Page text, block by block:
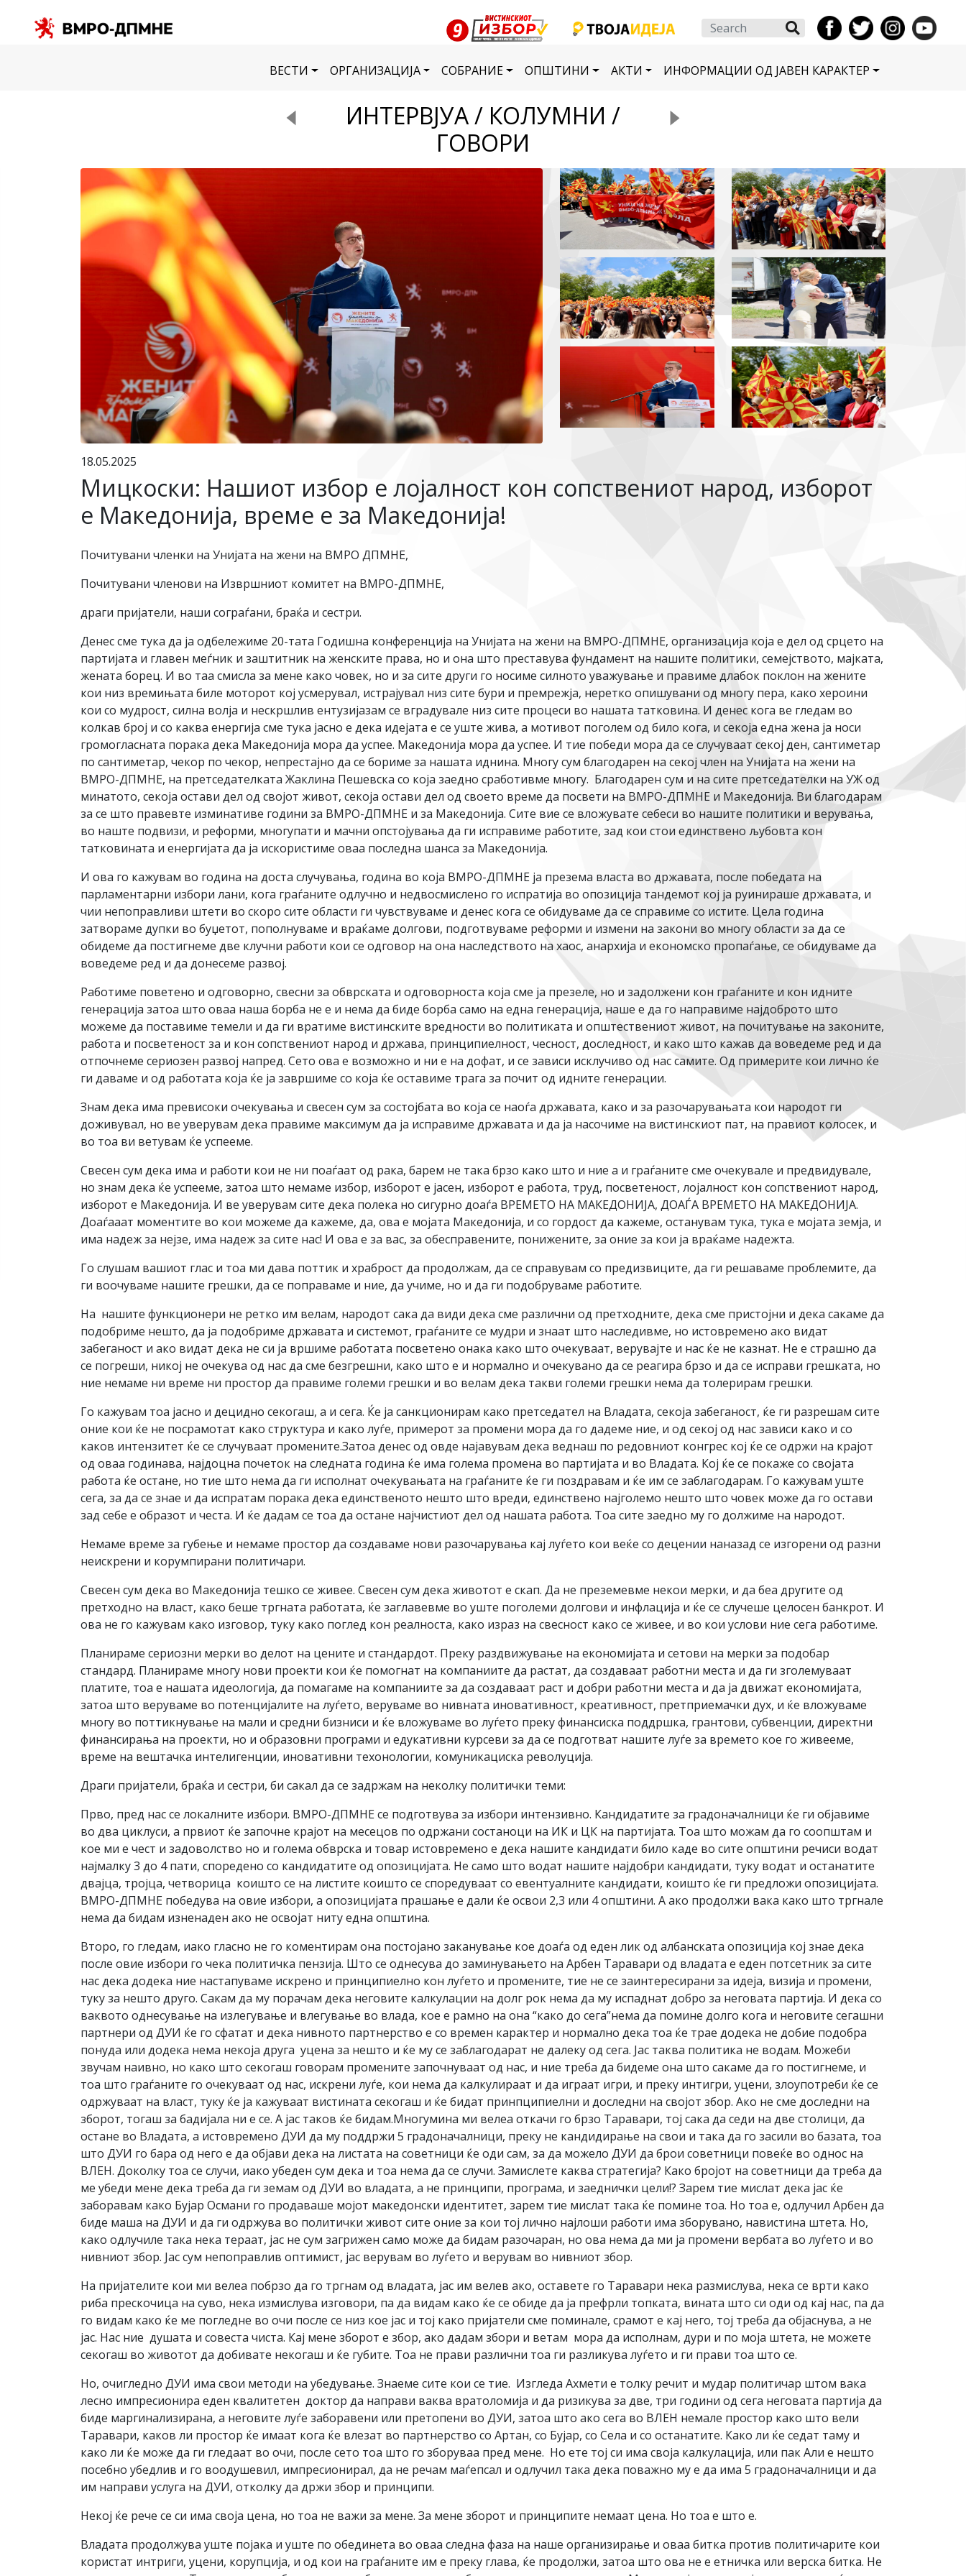
Search
ВЕСТИ ОРГАНИЗАЦИЈА СОБРАНИЕ ОПШТИНИ АКТИ ИНФОРМАЦИИ ОД ЈАВЕН КАРАКТЕР
ИНТЕРВЈУА / КОЛУМНИ /
ГОВОРИ
18.05.2025
Мицкоски: Нашиот избор е лојалност кон сопствениот народ, изборот
е Македонија, време е за Македонија!
Почитувани членки на Унијата на жени на ВМРО ДПМНЕ,
Почитувани членови на Извршниот комитет на ВМРО-ДПМНЕ,
драги пријатели, наши сограѓани, браќа и сестри.
Денес сме тука да ја одбележиме 20-тата Годишна конференција на Унијата на жени на ВМРО-ДПМНЕ, организација која е дел од срцето на
партијата и главен меѓник и заштитник на женските права, но и она што преставува фундамент на нашите политики, семејството, мајката,
жената борец. И во таа смисла за мене како човек, но и за сите други го носиме силното уважување и правиме длабок поклон на жените
кои низ времињата биле моторот кој усмерувал, истрајувал низ сите бури и премрежја, неретко опишувани од многу пера, како хероини
кои со мудрост, силна волја и нескршлив ентузијазам се вградувале низ сите процеси во нашата татковина. И денес кога ве гледам во
колкав број и со каква енергија сме тука јасно е дека идејата е се уште жива, а мотивот поголем од било кога, и секоја една жена ја носи
громогласната порака дека Македонија мора да успее. Македонија мора да успее. И тие победи мора да се случуваат секој ден, сантиметар
по сантиметар, чекор по чекор, непрестајно да се бориме за нашата иднина. Многу сум благодарен на секој член на Унијата на жени на
ВМРО-ДПМНЕ, на претседателката Жаклина Пешевска со која заедно сработивме многу. Благодарен сум и на сите претседателки на УЖ од
минатото, секоја остави дел од својот живот, секоја остави дел од своето време да посвети на ВМРО-ДПМНЕ и Македонија. Ви благодарам
за се што правевте изминативе години за ВМРО-ДПМНЕ и за Македонија. Сите вие се вложувате себеси во нашите политики и верувања,
во наште подвизи, и реформи, многупати и мачни опстојувања да ги исправиме работите, зад кои стои единствено љубовта кон
татковината и енергијата да ја искористиме оваа последна шанса за Македонија.
И ова го кажувам во година на доста случувања, година во која ВМРО-ДПМНЕ ја презема власта во државата, после победата на
парламентарни избори лани, кога граѓаните одлучно и недвосмислено го испратија во опозиција тандемот кој ја руинираше државата, и
чии непоправливи штети во скоро сите области ги чувствуваме и денес кога се обидуваме да се справиме со истите. Цела година
затвораме дупки во буџетот, пополнуваме и враќаме долгови, подготвуваме реформи и измени на закони во многу области за да се
обидеме да постигнеме две клучни работи кои се одговор на она наследството на хаос, анархија и економско пропаѓање, се обидуваме да
воведеме ред и да донесеме развој.
Работиме поветено и одговорно, свесни за обврската и одговорноста која сме ја презеле, но и задолжени кон граѓаните и кон идните
генерација затоа што оваа наша борба не е и нема да биде борба само на една генерација, наше е да го направиме најдоброто што
можеме да поставиме темели и да ги вратиме вистинските вредности во политиката и општествениот живот, на почитување на законите,
работа и посветеност за и кон сопствениот народ и држава, принципиелност, чесност, доследност, и како што кажав да воведеме ред и да
отпочнеме сериозен развој напред. Сето ова е возможно и ни е на дофат, и се зависи исклучиво од нас самите. Од примерите кои лично ќе
ги даваме и од работата која ќе ја завршиме со која ќе оставиме трага за почит од идните генерации.
Знам дека има превисоки очекувања и свесен сум за состојбата во која се наоѓа државата, како и за разочарувањата кои народот ги
доживувал, но ве уверувам дека правиме максимум да ја исправиме државата и да ја насочиме на вистинскиот пат, на правиот колосек, и
во тоа ви ветувам ќе успееме.
Свесен сум дека има и работи кои не ни поаѓаат од рака, барем не така брзо како што и ние а и граѓаните сме очекувале и предвидувале,
но знам дека ќе успееме, затоа што немаме избор, изборот е јасен, изборот е работа, труд, посветеност, лојалност кон сопствениот народ,
изборот е Македонија. И ве уверувам сите дека полека но сигурно доаѓа ВРЕМЕТО НА МАКЕДОНИЈА, ДОАЃА ВРЕМЕТО НА МАКЕДОНИЈА.
Доаѓааат моментите во кои можеме да кажеме, да, ова е мојата Македонија, и со гордост да кажеме, останувам тука, тука е мојата земја, и
има надеж за нејзе, има надеж за сите нас! И ова е за вас, за обесправените, понижените, за оние за кои ја враќаме надежта.
Го слушам вашиот глас и тоа ми дава поттик и храброст да продолжам, да се справувам со предизвиците, да ги решаваме проблемите, да
ги воочуваме нашите грешки, да се поправаме и ние, да учиме, но и да ги подобруваме работите.
На нашите функционери не ретко им велам, народот сака да види дека сме различни од претходните, дека сме пристојни и дека сакаме да
подобриме нешто, да ја подобриме државата и системот, граѓаните се мудри и знаат што наследивме, но истовремено ако видат
забеганост и ако видат дека не си ја вршиме работата посветено онака како што очекуваат, верувајте и нас ќе не казнат. Не е страшно да
се погреши, никој не очекува од нас да сме безгрешни, како што е и нормално и очекувано да се реагира брзо и да се исправи грешката, но
ние немаме ни време ни простор да правиме големи грешки и во велам дека такви големи грешки нема да толерирам грешки.
Го кажувам тоа јасно и децидно секогаш, а и сега. Ќе ја санкционирам како претседател на Владата, секоја забеганост, ќе ги разрешам сите
оние кои ќе не посрамотат како структура и како луѓе, примерот за промени мора да го дадеме ние, и од секој од нас зависи како и со
каков интензитет ќе се случуваат промените.Затоа денес од овде најавувам дека веднаш по редовниот конгрес кој ќе се одржи на крајот
од оваа годинава, најдоцна почеток на следната година ќе има голема промена во партијата и во Владата. Кој ќе се покаже со својата
работа ќе остане, но тие што нема да ги исполнат очекувањата на граѓаните ќе ги поздравам и ќе им се заблагодарам. Го кажувам уште
сега, за да се знае и да испратам порака дека единственото нешто што вреди, единствено најголемо нешто што човек може да го остави
зад себе е образот и честа. И ќе дадам се тоа да остане најчистиот дел од нашата работа. Тоа сите заедно му го должиме на народот.
Немаме време за губење и немаме простор да создаваме нови разочарувања кај луѓето кои веќе со децении наназад се изгорени од разни
неискрени и корумпирани политичари.
Свесен сум дека во Македонија тешко се живее. Свесен сум дека животот е скап. Да не преземевме некои мерки, и да беа другите од
претходно на власт, како беше тргната работата, ќе заглавевме во уште поголеми долгови и инфлација и ќе се случеше целосен банкрот. И
ова не го кажувам како изговор, туку како поглед кон реалноста, како израз на свесност како се живее, и во кои услови ние сега работиме.
Планираме сериозни мерки во делот на цените и стандардот. Преку раздвижување на економијата и сетови на мерки за подобар
стандард. Планираме многу нови проекти кои ќе помогнат на компаниите да растат, да создаваат работни места и да ги зголемуваат
платите, тоа е нашата идеологија, да помагаме на компаниите за да создаваат раст и добри работни места и да ја движат економијата,
затоа што веруваме во потенцијалите на луѓето, веруваме во нивната иновативност, креативност, претприемачки дух, и ќе вложуваме
многу во поттикнување на мали и средни бизниси и ќе вложуваме во луѓето преку финансиска поддршка, грантови, субвенции, директни
финансирања на проекти, но и образовни програми и едукативни курсеви за да се подготват нашите луѓе за времето кое го живееме,
време на вештачка интелигенции, иновативни техонологии, комуникациска револуција.
Драги пријатели, браќа и сестри, би сакал да се задржам на неколку политички теми:
Прво, пред нас се локалните избори. ВМРО-ДПМНЕ се подготвува за избори интензивно. Кандидатите за градоначалници ќе ги објавиме
во два циклуси, а првиот ќе започне крајот на месецов по одржани состаноци на ИК и ЦК на партијата. Тоа што можам да го соопштам и
кое ми е чест и задоволство но и голема обврска и товар истовремено е дека нашите кандидати било каде во сите општини речиси водат
најмалку 3 до 4 пати, споредено со кандидатите од опозицијата. Не само што водат нашите најдобри кандидати, туку водат и останатите
двајца, тројца, четворица коишто се на листите коишто се споредуваат со евентуалните кандидати, коишто ќе ги предложи опозицијата.
ВМРО-ДПМНЕ победува на овие избори, а опозицијата прашање е дали ќе освои 2,3 или 4 општини. А ако продолжи вака како што тргнале
нема да бидам изненаден ако не освојат ниту една општина.
Второ, го гледам, иако гласно не го коментирам она постојано заканување кое доаѓа од еден лик од албанската опозиција кој знае дека
после овие избори го чека политичка пензија. Што се однесува до заминувањето на Арбен Таравари од владата е еден потсетник за сите
нас дека додека ние настапуваме искрено и принципиелно кон луѓето и промените, тие не се заинтересирани за идеја, визија и промени,
туку за нешто друго. Сакам да му порачам дека неговите калкулации на долг рок нема да му испаднат добро за неговата партија. И дека со
ваквото однесување на излегување и влегување во влада, кое е рамно на она “како до сега”нема да помине долго кога и неговите сегашни
партнери од ДУИ ќе го сфатат и дека нивното партнерство е со времен карактер и нормално дека тоа ќе трае додека не добие подобра
понуда или додека нема некоја друга уцена за нешто и ќе му се заблагодарат не далеку од сега. Јас таква политика не водам. Можеби
звучам наивно, но како што секогаш говорам промените започнуваат од нас, и ние треба да бидеме она што сакаме да го постигнеме, и
тоа што граѓаните го очекуваат од нас, искрени луѓе, кои нема да калкулираат и да играат игри, и преку интигри, уцени, злоупотреби ќе се
одржуваат на власт, туку ќе ја кажуваат вистината секогаш и ќе бидат принпципиелни и доследни на својот збор. Ако не сме доследни на
зборот, тогаш за бадијала ни е се. А јас таков ќе бидам.Многумина ми велеа откачи го брзо Таравари, тој сака да седи на две столици, да
остане во Владата, а истовремено ДУИ да му поддржи 5 градоначалници, преку не кандидирање на свои и така да го засили во базата, тоа
што ДУИ го бара од него е да објави дека на листата на советници ќе оди сам, за да можело ДУИ да брои советници повеќе во однос на
ВЛЕН. Доколку тоа се случи, иако убеден сум дека и тоа нема да се случи. Замислете каква стратегија? Како бројот на советници да треба да
ме убеди мене дека треба да ги земам од ДУИ во владата, а не принципи, програма, и заеднички цели!? Зарем тие мислат дека јас ќе
заборавам како Бујар Османи го продаваше мојот македонски идентитет, зарем тие мислат така ќе помине тоа. Но тоа е, одлучил Арбен да
биде маша на ДУИ и да ги одржува во политички живот сите оние за кои тој лично најлоши работи има зборувано, навистина штета. Но,
како одлучиле така нека тераат, јас не сум загрижен само може да бидам разочаран, но ова нема да ми ја промени вербата во луѓето и во
нивниот збор. Јас сум непоправлив оптимист, јас верувам во луѓето и верувам во нивниот збор.
На пријателите кои ми велеа побрзо да го тргнам од владата, јас им велев ако, оставете го Таравари нека размислува, нека се врти како
риба прескочица на суво, нека измислува изговори, па да видам како ќе се обиде да ја префрли топката, вината што си оди од кај нас, па да
го видам како ќе ме погледне во очи после се низ кое јас и тој како пријатели сме поминале, срамот е кај него, тој треба да објаснува, а не
јас. Нас ние душата и совеста чиста. Кај мене зборот е збор, ако дадам збори и ветам мора да исполнам, дури и по моја штета, не можете
секогаш во животот да добивате некогаш и ќе губите. Тоа не прави различни тоа ги разликува луѓето и ги прави тоа што се.
Но, очигледно ДУИ има свои методи на убедување. Знаеме сите кои се тие. Изгледа Ахмети е толку речит и мудар политичар штом вака
лесно импресионира еден квалитетен доктор да направи ваква вратоломија и да ризикува за две, три години од сега неговата партија да
биде маргинализирана, а неговите луѓе заборавени или претопени во ДУИ, затоа што ако сега во ВЛЕН немале простор како што вели
Таравари, каков ли простор ќе имаат кога ќе влезат во партнерство со Артан, со Бујар, со Села и со останатите. Како ли ќе седат таму и
како ли ќе може да ги гледаат во очи, после сето тоа што го зборуваа пред мене. Но ете тој си има своја калкулација, или пак Али е нешто
посебно убедлив и го воодушевил, импресионирал, да не речам маѓепсал и одлучил така дека поважно му е да има 5 градоначалници и да
им направи услуга на ДУИ, отколку да држи збор и принципи.
Некој ќе рече се си има своја цена, но тоа не важи за мене. За мене зборот и принципите немаат цена. Но тоа е што е.
Владата продолжува уште појака и уште по обединета во оваа следна фаза на наше организирање и оваа битка против политичарите кои
користат интриги, уцени, корупција, и од кои на граѓаните им е преку глава, ќе продолжи, затоа што ова не е етничка или верска битка. Не